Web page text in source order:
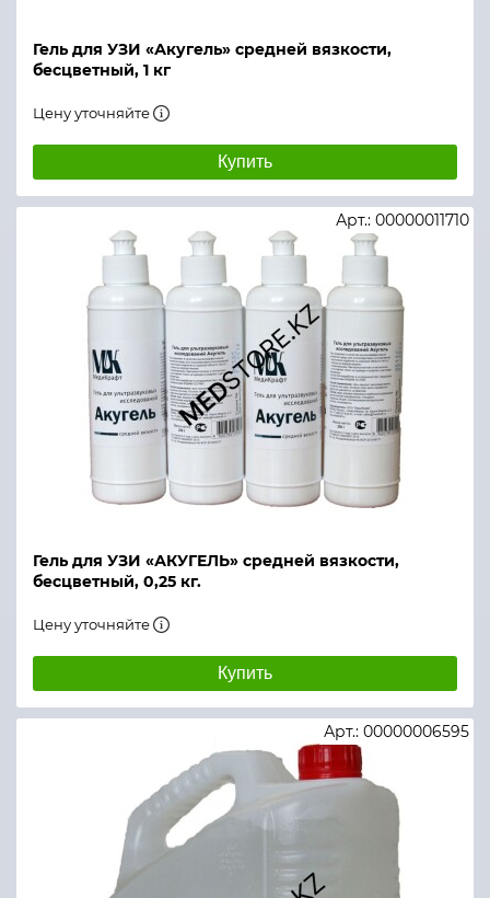
Гель для УЗИ «Акугель» средней вязкости,
бесцветный, 1 кг
Цену уточняйте
Купить
Гель для УЗИ «АКУГЕЛЬ» средней вязкости,
бесцветный, 0,25 кг.
Арт.: 00000011710
Цену уточняйте
Купить
Арт.: 00000006595